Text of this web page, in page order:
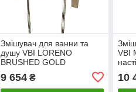
Змішувач для ванни та
душу VBI LORENO
BRUSHED GOLD
9 654₴
VBI
10